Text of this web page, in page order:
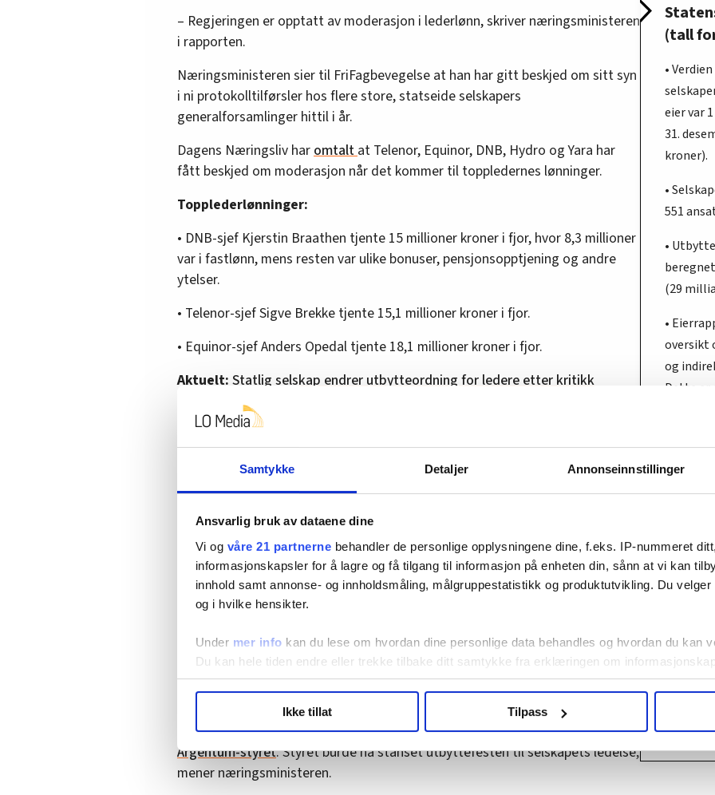
Samtykke Detaljer Annonseinnstillinger
Ansvarlig bruk av dataene dine
Vi og våre 21 partnerne behandler de personlige opplysningene dine, f.eks. IP-nummeret
informasjonskapsler for å lagre og få tilgang til informasjon på enheten din, sånn at vi kan
innhold samt annonse- og innholdsmåling, målgruppestatistikk og produktutvikling. Du
og i hvilke hensikter.
Under mer info kan du lese om hvordan dine personlige data behandles og hvordan du kan
Du kan hele tiden endre eller trekke tilbake ditt samtykke fra erklæringen om
hvordan våre nettsider blir brukt slik at vi tilby relevant innhold, tilpassede annonser og
annonsering. Disse er angitt i oversikten lengre ned på denne siden.
Ikke tillat Tilpass
– Regjeringen er opptatt av moderasjon i lederlønn, skriver næringsministeren
i rapporten.
Næringsministeren sier til FriFagbevegelse at han har gitt beskjed om sitt syn
i ni protokolltilførsler hos flere store, statseide selskapers
generalforsamlinger hittil i år.
Dagens Næringsliv har omtalt at Telenor, Equinor, DNB, Hydro og Yara har
fått beskjed om moderasjon når det kommer til toppledernes lønninger.
Topplederlønninger:
• DNB-sjef Kjerstin Braathen tjente 15 millioner kroner i fjor, hvor 8,3 millioner
var i fastlønn, mens resten var ulike bonuser, pensjonsopptjening og andre
ytelser.
• Telenor-sjef Sigve Brekke tjente 15,1 millioner kroner i fjor.
• Equinor-sjef Anders Opedal tjente 18,1 millioner kroner i fjor.
Aktuelt: Statlig selskap endrer utbytteordning for ledere etter kritikk
– Jeg er opptatt av at vi ser lønn, pensjon og bonus i sammenheng, for det er
den totale utbetalingen som betyr noe, poengterer næringsministeren.
– Hvordan synes du lønnsutviklingen har vært de siste årene i statseide
bedrifter?
– Det spørs litt på hvordan du regner. Det er mange eksempler på at veksten i
lederlønn ikke har vært høyere prosentvis enn veksten i andre lønninger. Men
over tid blir lønnsgapene store. Det ser vi i samfunnet generelt, at forskjellene
har økt gjennom mange år.
vil at staten skal utgjøre en forskjell i de 71 statlige selskapene.
Truer med å kaste flere styrer
I forrige uke skrev Bergens Tidende at næringsministerenkaster nesten hele
Argentum-styret. Styret burde ha stanset utbyttefesten til selskapets ledelse,
mener næringsministeren.
(tall
•
eier var
31.
kroner).
•
551
•
(29
•
oversikt
og
Dette er
staten
alle
direkte
andelen
prosent
Kilde: